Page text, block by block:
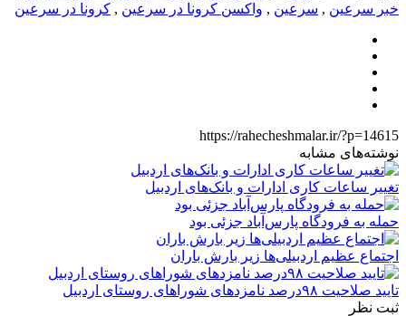
خبر سرعین , سرعین , واکسن کرونا در سرعین , کرونا در سرعین
https://rahecheshmalar.ir/?p=14615
نوشته‌های مشابه
تغییر ساعات کاری ادارات و بانک‌های اردبیل
حمله به فرودگاه پارس‌‌آباد جزئی بود
اجتماع عظیم اردبیلی‌ها زیر بارش باران
تایید صلاحیت ۹۸درصد نامزدهای شوراهای روستای اردبیل
ثبت نظر